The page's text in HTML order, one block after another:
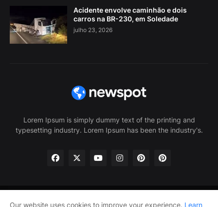
Acidente envolve caminhão e dois
carros na BR-230, em Soledade
julho 23, 2026
Lorem Ipsum is simply dummy text of the printing and
typesetting industry. Lorem Ipsum has been the industry's.
Home About Us Privacy Policy Contact Us
Our website uses cookies to improve your experience. Learn